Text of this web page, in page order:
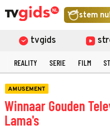
stem
tvgids
REALITY SERIE FILM
AMUSEMENT
Winnaar Gouden
Lama's